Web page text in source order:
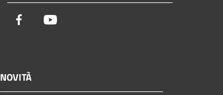
Facebook
NOVITÀ